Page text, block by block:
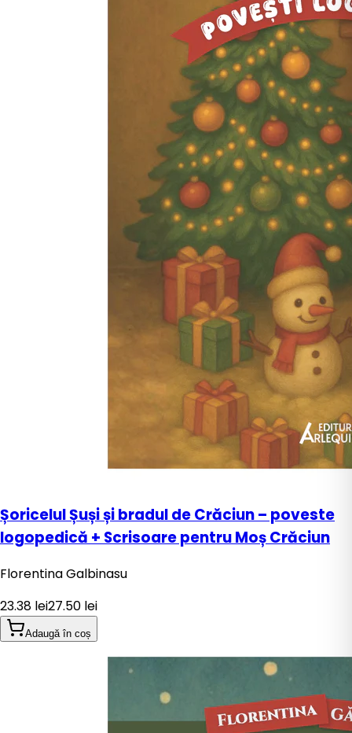
Șoricelul Șuși și bradul de Crăciun – poveste
logopedică + Scrisoare pentru Moș Crăciun
Florentina Galbinasu
23.38 lei27.50 lei
Adaugă în coș